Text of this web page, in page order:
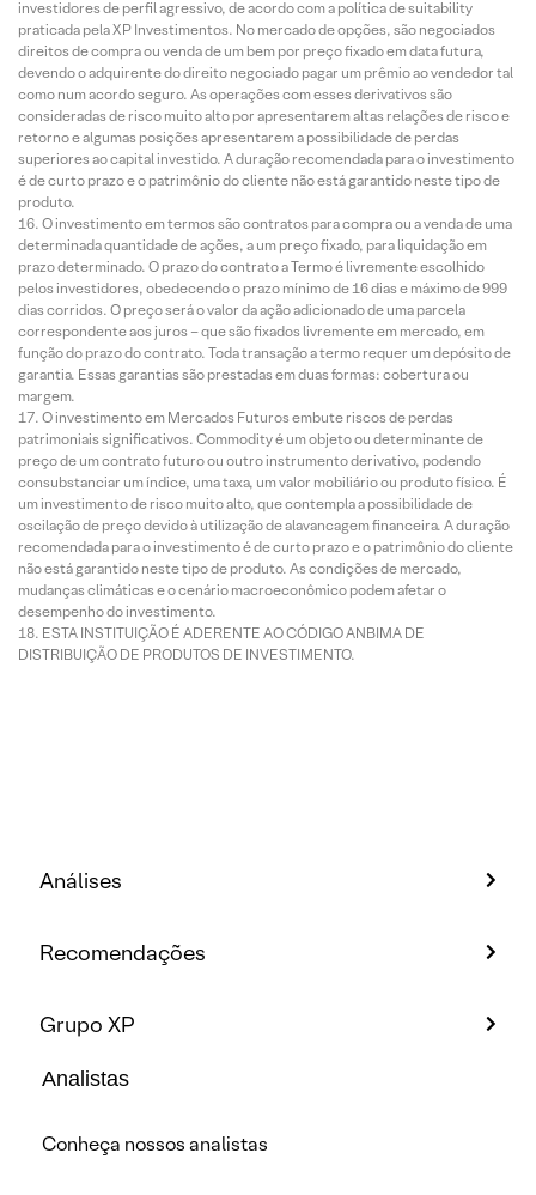
investidores de perfil agressivo, de acordo com a política de suitability
praticada pela XP Investimentos. No mercado de opções, são negociados
direitos de compra ou venda de um bem por preço fixado em data futura,
devendo o adquirente do direito negociado pagar um prêmio ao vendedor tal
como num acordo seguro. As operações com esses derivativos são
consideradas de risco muito alto por apresentarem altas relações de risco e
retorno e algumas posições apresentarem a possibilidade de perdas
superiores ao capital investido. A duração recomendada para o investimento
é de curto prazo e o patrimônio do cliente não está garantido neste tipo de
produto.
O investimento em termos são contratos para compra ou a venda de uma
determinada quantidade de ações, a um preço fixado, para liquidação em
prazo determinado. O prazo do contrato a Termo é livremente escolhido
pelos investidores, obedecendo o prazo mínimo de 16 dias e máximo de 999
dias corridos. O preço será o valor da ação adicionado de uma parcela
correspondente aos juros – que são fixados livremente em mercado, em
função do prazo do contrato. Toda transação a termo requer um depósito de
garantia. Essas garantias são prestadas em duas formas: cobertura ou
margem.
O investimento em Mercados Futuros embute riscos de perdas
patrimoniais significativos. Commodity é um objeto ou determinante de
preço de um contrato futuro ou outro instrumento derivativo, podendo
consubstanciar um índice, uma taxa, um valor mobiliário ou produto físico. É
um investimento de risco muito alto, que contempla a possibilidade de
oscilação de preço devido à utilização de alavancagem financeira. A duração
recomendada para o investimento é de curto prazo e o patrimônio do cliente
não está garantido neste tipo de produto. As condições de mercado,
mudanças climáticas e o cenário macroeconômico podem afetar o
desempenho do investimento.
ESTA INSTITUIÇÃO É ADERENTE AO CÓDIGO ANBIMA DE
DISTRIBUIÇÃO DE PRODUTOS DE INVESTIMENTO.
Análises
Recomendações
Grupo XP
Analistas
Conheça nossos analistas